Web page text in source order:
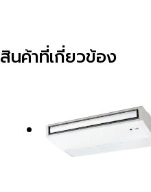
สินค้าที่เกี่ยวข้อง